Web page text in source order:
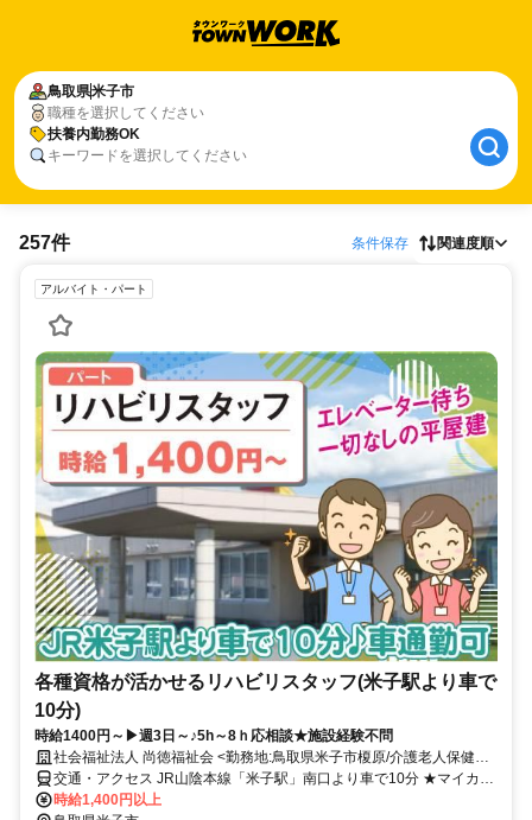
鳥取県米子市
職種を選択してください
扶養内勤務OK
キーワードを選択してください
257件 条件保存 関連度順
アルバイト・パート
各種資格が活かせるリハビリスタッフ(米子駅より車で
10分)
時給1400円～▶週3日～♪5h～8ｈ応相談★施設経験不問
社会福祉法人 尚徳福祉会 <勤務地:鳥取県米子市榎原/介護老人保健施
設アイアイ>
交通・アクセス JR山陰本線「米子駅」南口より車で10分 ★マイカー
通勤OK
時給1,400円以上